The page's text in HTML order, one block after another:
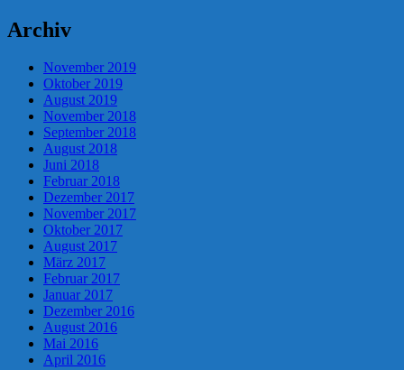
Archiv
November 2019
Oktober 2019
August 2019
November 2018
September 2018
August 2018
Juni 2018
Februar 2018
Dezember 2017
November 2017
Oktober 2017
August 2017
März 2017
Februar 2017
Januar 2017
Dezember 2016
August 2016
Mai 2016
April 2016